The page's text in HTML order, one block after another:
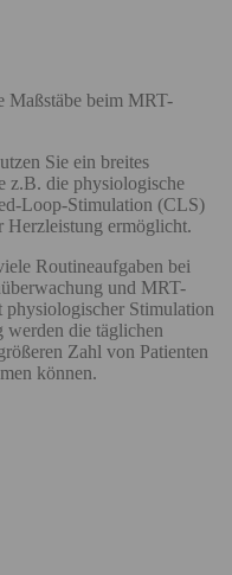
Maßstäbe beim MRT-
Sie ein breites
z.B. die physiologische
Loop-Stimulation (CLS)
Herzleistung ermöglicht.
Routineaufgaben bei
und MRT-
physiologischer Stimulation
werden die täglichen
Zahl von Patienten
können.